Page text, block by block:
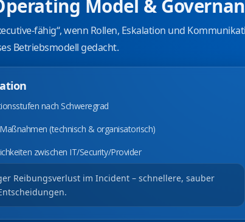
Model &
wenn Rollen, Eskalation und
Betriebsmodell gedacht.
nach Schweregrad
(technisch & organisatorisch)
zwischen IT/Security/Provider
Reibungsverlust im Incident – schnellere, sauber